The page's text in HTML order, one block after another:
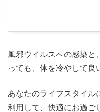
風邪ウイルスへの感染と
っても、体を冷やして良
あなたのライフスタイル
利用して、快適にお過ご